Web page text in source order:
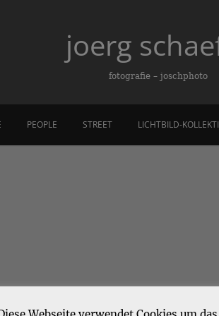
joerg
fotografie – joschphoto
PEOPLE STREET LICHTBILD-